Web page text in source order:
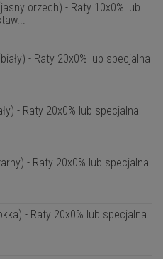
orzech) - Raty 10x0% lub
- Raty 20x0% lub specjalna
- Raty 20x0% lub specjalna
- Raty 20x0% lub specjalna
- Raty 20x0% lub specjalna